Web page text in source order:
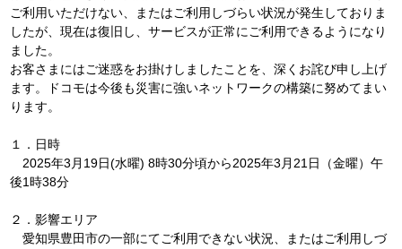
ご利用いただけない、またはご利用しづらい状況が発生しておりま
したが、現在は復旧し、サービスが正常にご利用できるようになり
ました。
お客さまにはご迷惑をお掛けしましたことを、深くお詫び申し上げ
ます。ドコモは今後も災害に強いネットワークの構築に努めてまい
ります。
１．日時
2025年3月19日(水曜) 8時30分頃から2025年3月21日（金曜）午
後1時38分
２．影響エリア
愛知県豊田市の一部にてご利用できない状況、またはご利用しづ